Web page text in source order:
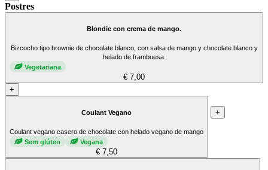
Postres
Blondie con crema de mango.
Bizcocho tipo brownie de chocolate blanco, con salsa de mango y chocolate blanco y
helado de frambuesa.
Vegetariana
€ 7,00
+
Coulant Vegano
Coulant vegano casero de chocolate con helado vegano de mango
Sem glúten
Vegana
€ 7,50
+